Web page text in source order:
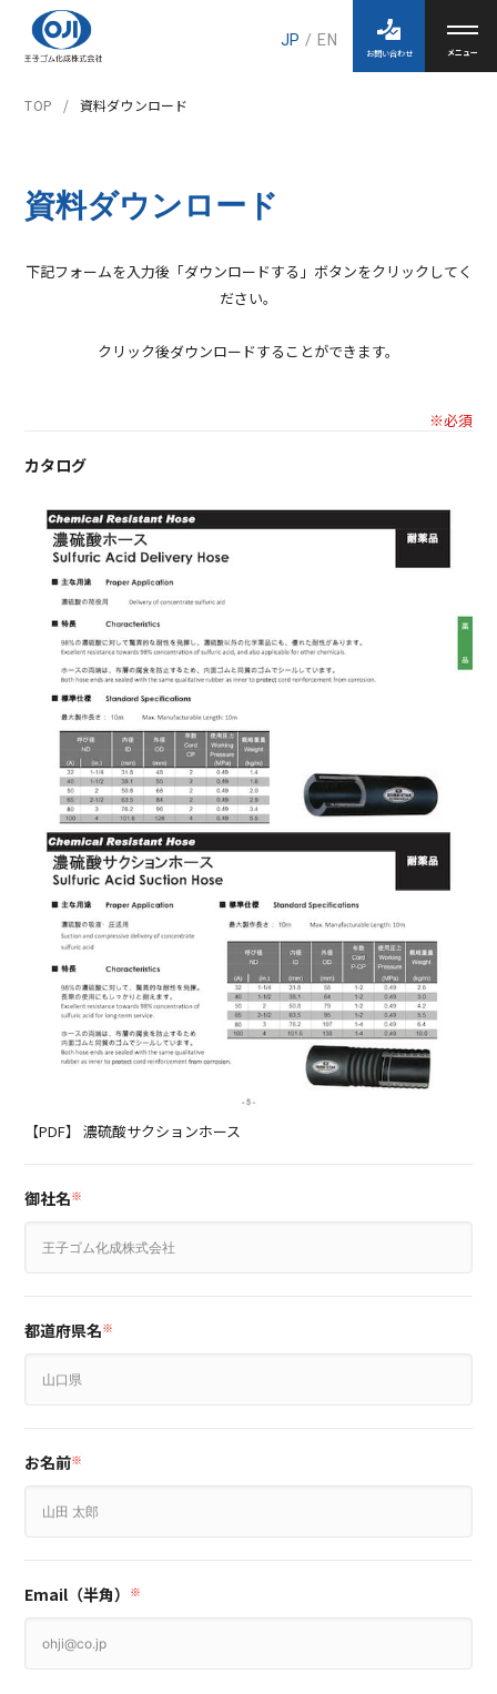
JP / EN
お問い合わせ
TOP 資料ダウンロード
資料ダウンロード
下記フォームを入力後「ダウンロードする」ボタンをクリックしてく
ださい。
クリック後ダウンロードすることができます。
※必須
カタログ
【PDF】 濃硫酸サクションホース
御社名※
都道府県名※
お名前※
Email（半角） ※